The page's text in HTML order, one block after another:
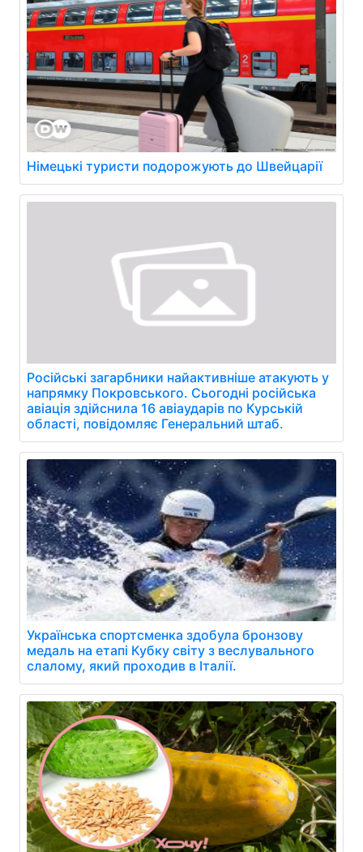
Німецькі туристи подорожують до Швейцарії
Російські загарбники найактивніше атакують у
напрямку Покровського. Сьогодні російська
авіація здійснила 16 авіаударів по Курській
області, повідомляє Генеральний штаб.
Українська спортсменка здобула бронзову
медаль на етапі Кубку світу з веслувального
слалому, який проходив в Італії.